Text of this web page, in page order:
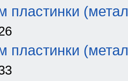
пластинки
пластинки